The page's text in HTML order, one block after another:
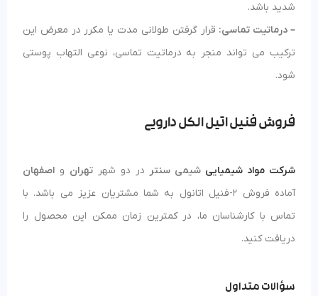
شدید باشد.
– درماتیت تماسی: قرار گرفتن طولانی مدت یا مکرر در معرض این
ترکیب می تواند منجر به درماتیت تماسی، نوعی التهاب پوستی
شود.
فروش فنیل اتیل الکل دارویی
شرکت مواد شیمیایی شیمی سنتر در دو شهرتهران و اصفهان
آماده فروش 2-فنیل اتانول به شما مشتریان عزیز می باشد. با
تماس با کارشناسان ما، در کمترین زمان ممکن این محصول را
دریافت کنید.
سؤالات متداول